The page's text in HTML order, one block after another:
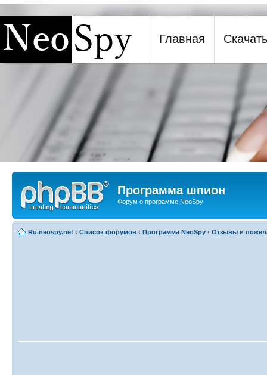
Программа шпион NeoSpy
Главная Скачать
Программа шпион
Форум о программе NeoSpy
Ru.neospy.net ‹ Список форумов ‹ Программа NeoSpy ‹ Отзывы и